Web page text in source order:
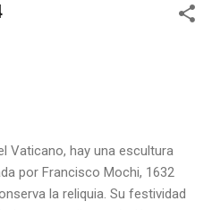
Vaticano, hay una escultura
por Francisco Mochi, 1632
la reliquia. Su festividad